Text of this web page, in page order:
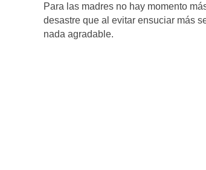
Para las madres no hay momento
desastre que al evitar ensuciar más
nada agradable.